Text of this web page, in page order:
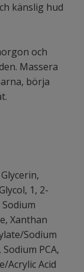
känslig hud
och
Massera
börja
1, 2-
Xanthan
Sodium
PCA,
Acrylic Acid